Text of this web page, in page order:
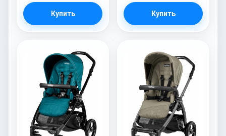
Купить Купить